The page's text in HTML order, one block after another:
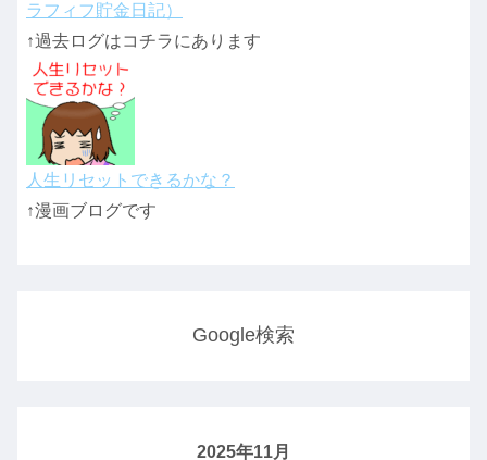
ラフィフ貯金日記）
↑過去ログはコチラにあります
人生リセットできるかな？
↑漫画ブログです
Google検索
2025年11月